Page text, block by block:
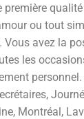
première
ou tout
avez la
les
Montréal,